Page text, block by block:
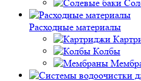
Расходные материалы
Колбы